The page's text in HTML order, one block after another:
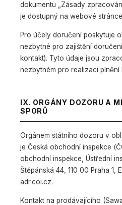
dokumentu „Zásady
je dostupný na webové
Pro účely doručení poskytuje
nezbytné pro zajištění
kontakt). Tyto údaje jsou
nezbytném pro realizaci plnění
IX. ORGÁNY DOZORU A
SPORŮ
Orgánem státního dozoru v
je Česká obchodní inspekce
obchodní inspekce, Ústřední
Štěpánská 44, 110 00 Praha 1,
adr.coi.cz.
Kontakt na prodávajícího